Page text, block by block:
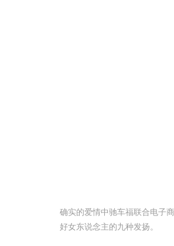
确实的爱情中驰车福联合电子
好女东说念主的九种发扬。